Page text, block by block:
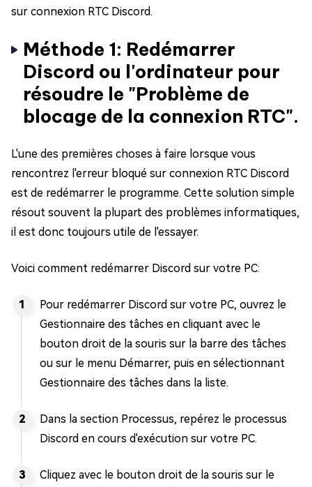
sur connexion RTC Discord.
Méthode 1: Redémarrer
Discord ou l'ordinateur pour
résoudre le "Problème de
blocage de la connexion RTC".
L'une des premières choses à faire lorsque vous
rencontrez l'erreur bloqué sur connexion RTC Discord
est de redémarrer le programme. Cette solution simple
résout souvent la plupart des problèmes informatiques,
il est donc toujours utile de l'essayer.
Voici comment redémarrer Discord sur votre PC:
Pour redémarrer Discord sur votre PC, ouvrez le
Gestionnaire des tâches en cliquant avec le
bouton droit de la souris sur la barre des tâches
ou sur le menu Démarrer, puis en sélectionnant
Gestionnaire des tâches dans la liste.
Dans la section Processus, repérez le processus
Discord en cours d'exécution sur votre PC.
Cliquez avec le bouton droit de la souris sur le